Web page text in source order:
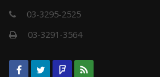
03-3295-2525
03-3291-3564